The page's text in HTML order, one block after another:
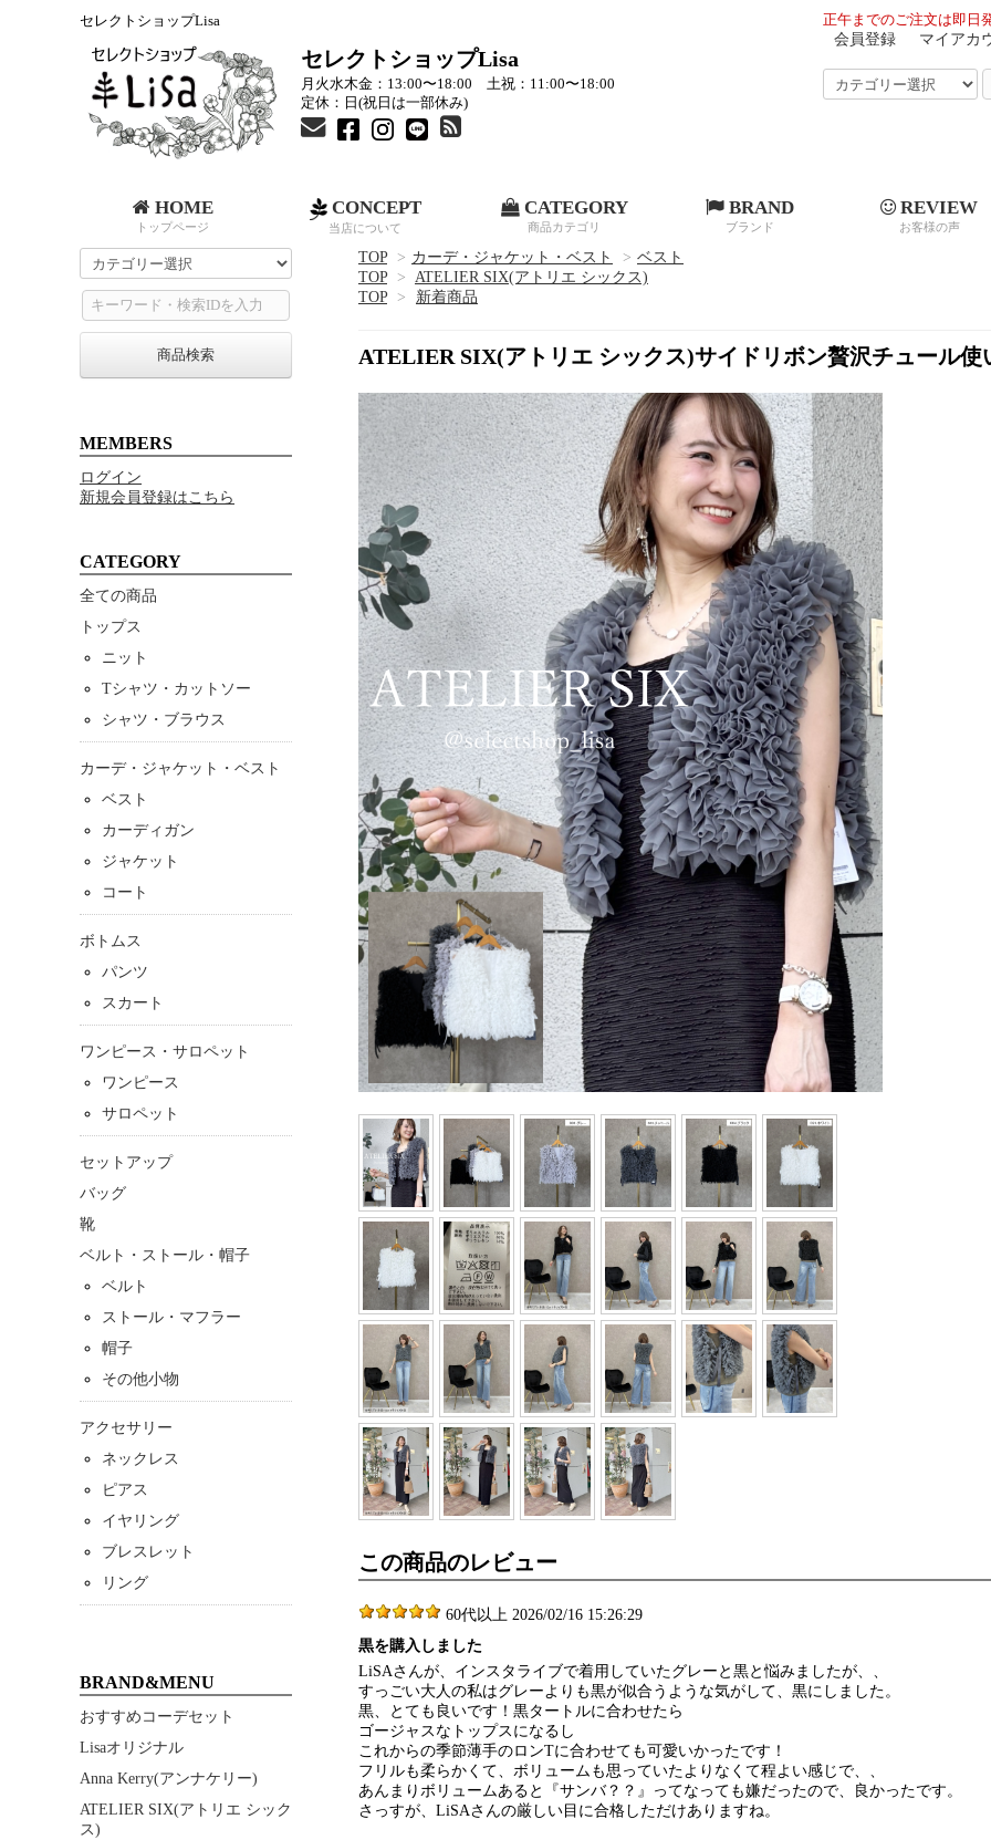
正午までのご注文は即日
会員登録 マイアカ
セレクトショップLisa
セレクトショップLisa
月火水木金：13:00〜18:00 土祝：11:00〜18:00
定休：日(祝日は一部休み)
HOME
トップページ
CONCEPT
当店について
CATEGORY
商品カテゴリ
BRAND
ブランド
REVIEW
お客様の声
TOP > カーデ・ジャケット・ベスト > ベスト
TOP
> ATELIER SIX(アトリエ シックス)
TOP
> 新着商品
ATELIER SIX(アトリエ シックス)サイドリボン贅沢チュール使
この商品のレビュー
60代以上 2026/02/16 15:26:29
黒を購入しました
LiSAさんが、インスタライブで着用していたグレーと黒と悩みましたが、、
すっごい大人の私はグレーよりも黒が似合うような気がして、黒にしました。
黒、とても良いです！黒タートルに合わせたら
ゴージャスなトップスになるし
これからの季節薄手のロンTに合わせても可愛いかったです！
フリルも柔らかくて、ボリュームも思っていたよりなくて程よい感じで、、
あんまりボリュームあると『サンバ？？』ってなっても嫌だったので、良かったです。
さっすが、LiSAさんの厳しい目に合格しただけありますね。
商品検索
MEMBERS
ログイン
新規会員登録はこちら
CATEGORY
全ての商品
トップス
ニット
Tシャツ・カットソー
シャツ・ブラウス
カーデ・ジャケット・ベスト
ベスト
カーディガン
ジャケット
コート
ボトムス
パンツ
スカート
ワンピース・サロペット
ワンピース
サロペット
セットアップ
バッグ
靴
ベルト・ストール・帽子
ベルト
ストール・マフラー
帽子
その他小物
アクセサリー
ネックレス
ピアス
イヤリング
ブレスレット
リング
BRAND&MENU
おすすめコーデセット
Lisaオリジナル
Anna Kerry(アンナケリー)
ATELIER SIX(アトリエ シック
ス)